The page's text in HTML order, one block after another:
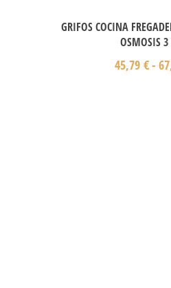
GRIFOS COCINA
OSMOSIS
45,79 €-